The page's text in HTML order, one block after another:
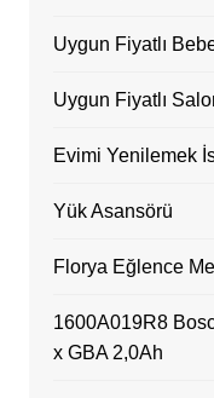
Uygun Fiyatlı
Uygun Fiyatlı
Evimi Yenilemek
Yük Asansörü
Florya Eğlence
1600A019R8
x GBA 2,0Ah